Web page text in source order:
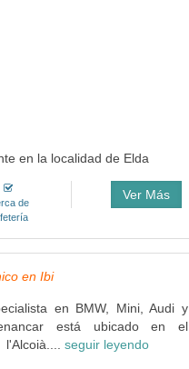
en la localidad de Elda
de
Ver Más
en Ibi
en BMW, Mini, Audi y
está ubicado en el
l'Alcoià.... seguir leyendo